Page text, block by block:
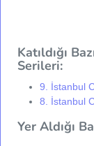
Katıldığı
Serileri:
9. İstanbul
8. İstanbul
Yer Aldığı